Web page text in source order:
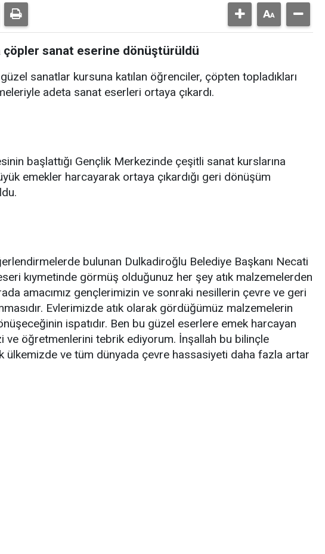
çöpler sanat eserine dönüştürüldü
sanatlar kursuna katılan öğrenciler, çöpten topladıkları
adeta sanat eserleri ortaya çıkardı.
başlattığı Gençlik Merkezinde çeşitli sanat kurslarına
emekler harcayarak ortaya çıkardığı geri dönüşüm
bulunan Dulkadiroğlu Belediye Başkanı Necati
kıymetinde görmüş olduğunuz her şey atık malzemelerden
amacımız gençlerimizin ve sonraki nesillerin çevre ve geri
Evlerimizde atık olarak gördüğümüz malzemelerin
ispatıdır. Ben bu güzel eserlere emek harcayan
ve öğretmenlerini tebrik ediyorum. İnşallah bu bilinçle
ülkemizde ve tüm dünyada çevre hassasiyeti daha fazla artar